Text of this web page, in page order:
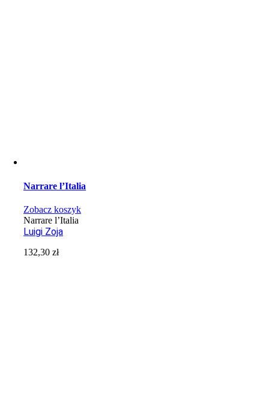
Narrare l’Italia
Zobacz koszyk
Narrare l’Italia
Luigi Zoja
132,30zł